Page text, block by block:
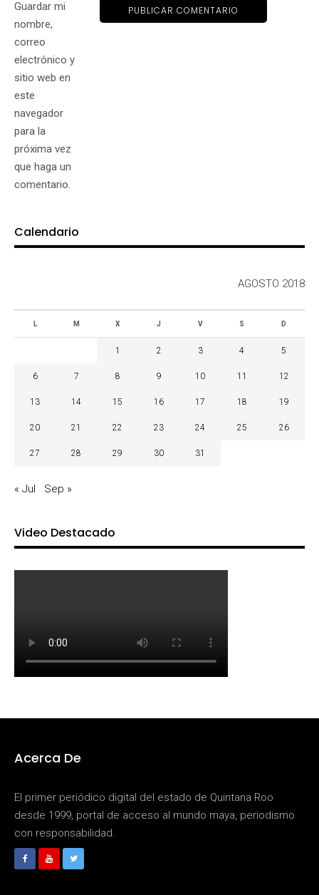
Guardar mi
nombre,
correo
electrónico y
sitio web en
este
navegador
para la
próxima vez
que haga un
comentario.
Calendario
AGOSTO 2018
L M X J V S D
1 2 3 4 5
6 7 8 9 10 11 12
13 14 15 16 17 18 19
20 21 22 23 24 25 26
27 28 29 30 31
« Jul Sep »
Video Destacado
Acerca De
El primer periódico digital del estado de Quintana Roo
desde 1999, portal de acceso al mundo maya, periodismo
con responsabilidad.